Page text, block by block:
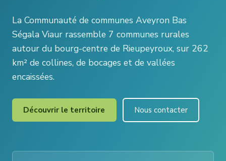
La Communauté de communes Aveyron Bas
Ségala Viaur rassemble 7 communes rurales
autour du bourg-centre de Rieupeyroux, sur 262
km² de collines, de bocages et de vallées
encaissées.
Découvrir le territoire Nous contacter